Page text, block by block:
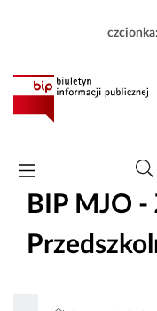
czcionka:
BIP MJO -